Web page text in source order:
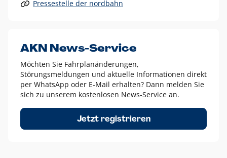
Alle anderen Logo-Varianten dürfen nur in Ausnahmefällen
Diese Ausnahmen sind zum Beispiel:
dem AKN Blau,
weißes Logo auf Fotohintergründen,
schwarzes Logo für reine Schwarz-Weiß-Umsetzungen
Um das Logo herum muss ein Schutzraum von jeweils einer
Höhe bzw. Breite des N aus AKN in alle Richtungen
Pressestelle der nordbahn
AKN News-Service
Möchten Sie Fahrplanänderungen,
Störungsmeldungen und aktuelle Informationen direkt
per WhatsApp oder E-Mail erhalten? Dann melden Sie
sich zu unserem kostenlosen News-Service an.
Jetzt registrieren